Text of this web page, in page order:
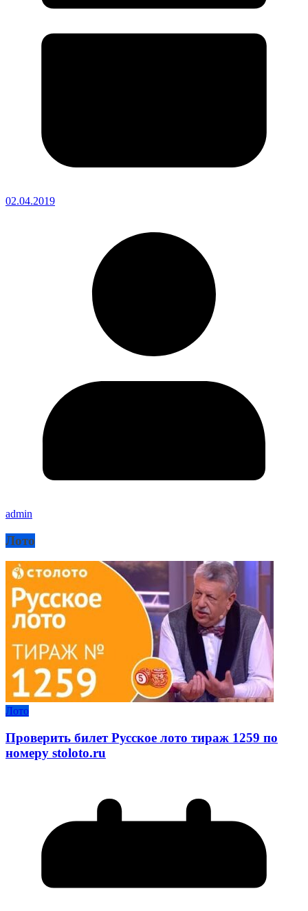
02.04.2019
admin
Лото
Лото
Проверить билет Русское лото тираж 1259 по
номеру stoloto.ru